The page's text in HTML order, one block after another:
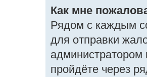
Как мне
Рядом с каждым
для отправки
пройдёте через